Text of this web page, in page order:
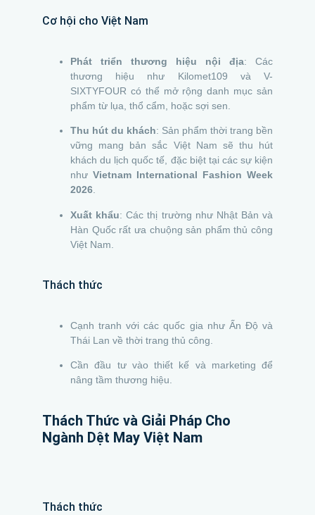
Cơ hội cho Việt Nam
Phát triển thương hiệu nội địa: Các
thương hiệu như Kilomet109 và V-
SIXTYFOUR có thể mở rộng danh mục sản
phẩm từ lụa, thổ cẩm, hoặc sợi sen.
Thu hút du khách: Sản phẩm thời trang bền
vững mang bản sắc Việt Nam sẽ thu hút
khách du lịch quốc tế, đặc biệt tại các sự kiện
như Vietnam International Fashion Week
2026
Xuất khẩu: Các thị trường như Nhật Bản và
Hàn Quốc rất ưa chuộng sản phẩm thủ công
Việt Nam.
Thách thức
Cạnh tranh với các quốc gia như Ấn Độ và
Thái Lan về thời trang thủ công.
Cần đầu tư vào thiết kế và marketing để
nâng tầm thương hiệu.
Thách Thức và Giải Pháp Cho
Ngành Dệt May Việt Nam
Thách thức